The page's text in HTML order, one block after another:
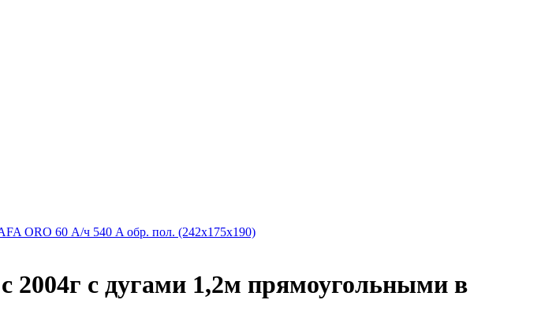
ORO 60 А/ч 540 A обр. пол. (242x175x190)
2004г с дугами 1,2м прямоугольными в